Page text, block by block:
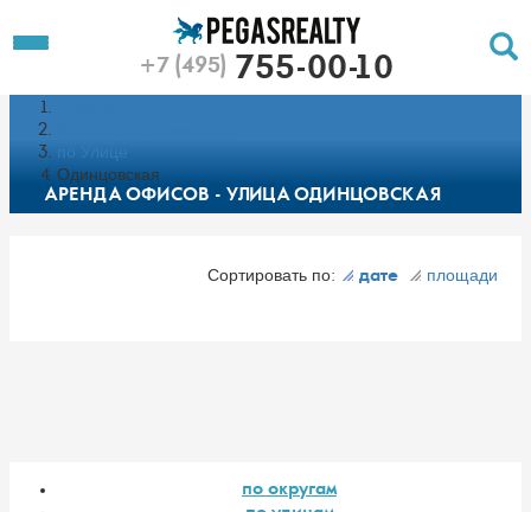
Toggle
Push
+7 (495) 755-00-10
Одинцовская
АРЕНДА ОФИСОВ - УЛИЦА ОДИНЦОВСКАЯ
Сортировать по: дате площади
по округам